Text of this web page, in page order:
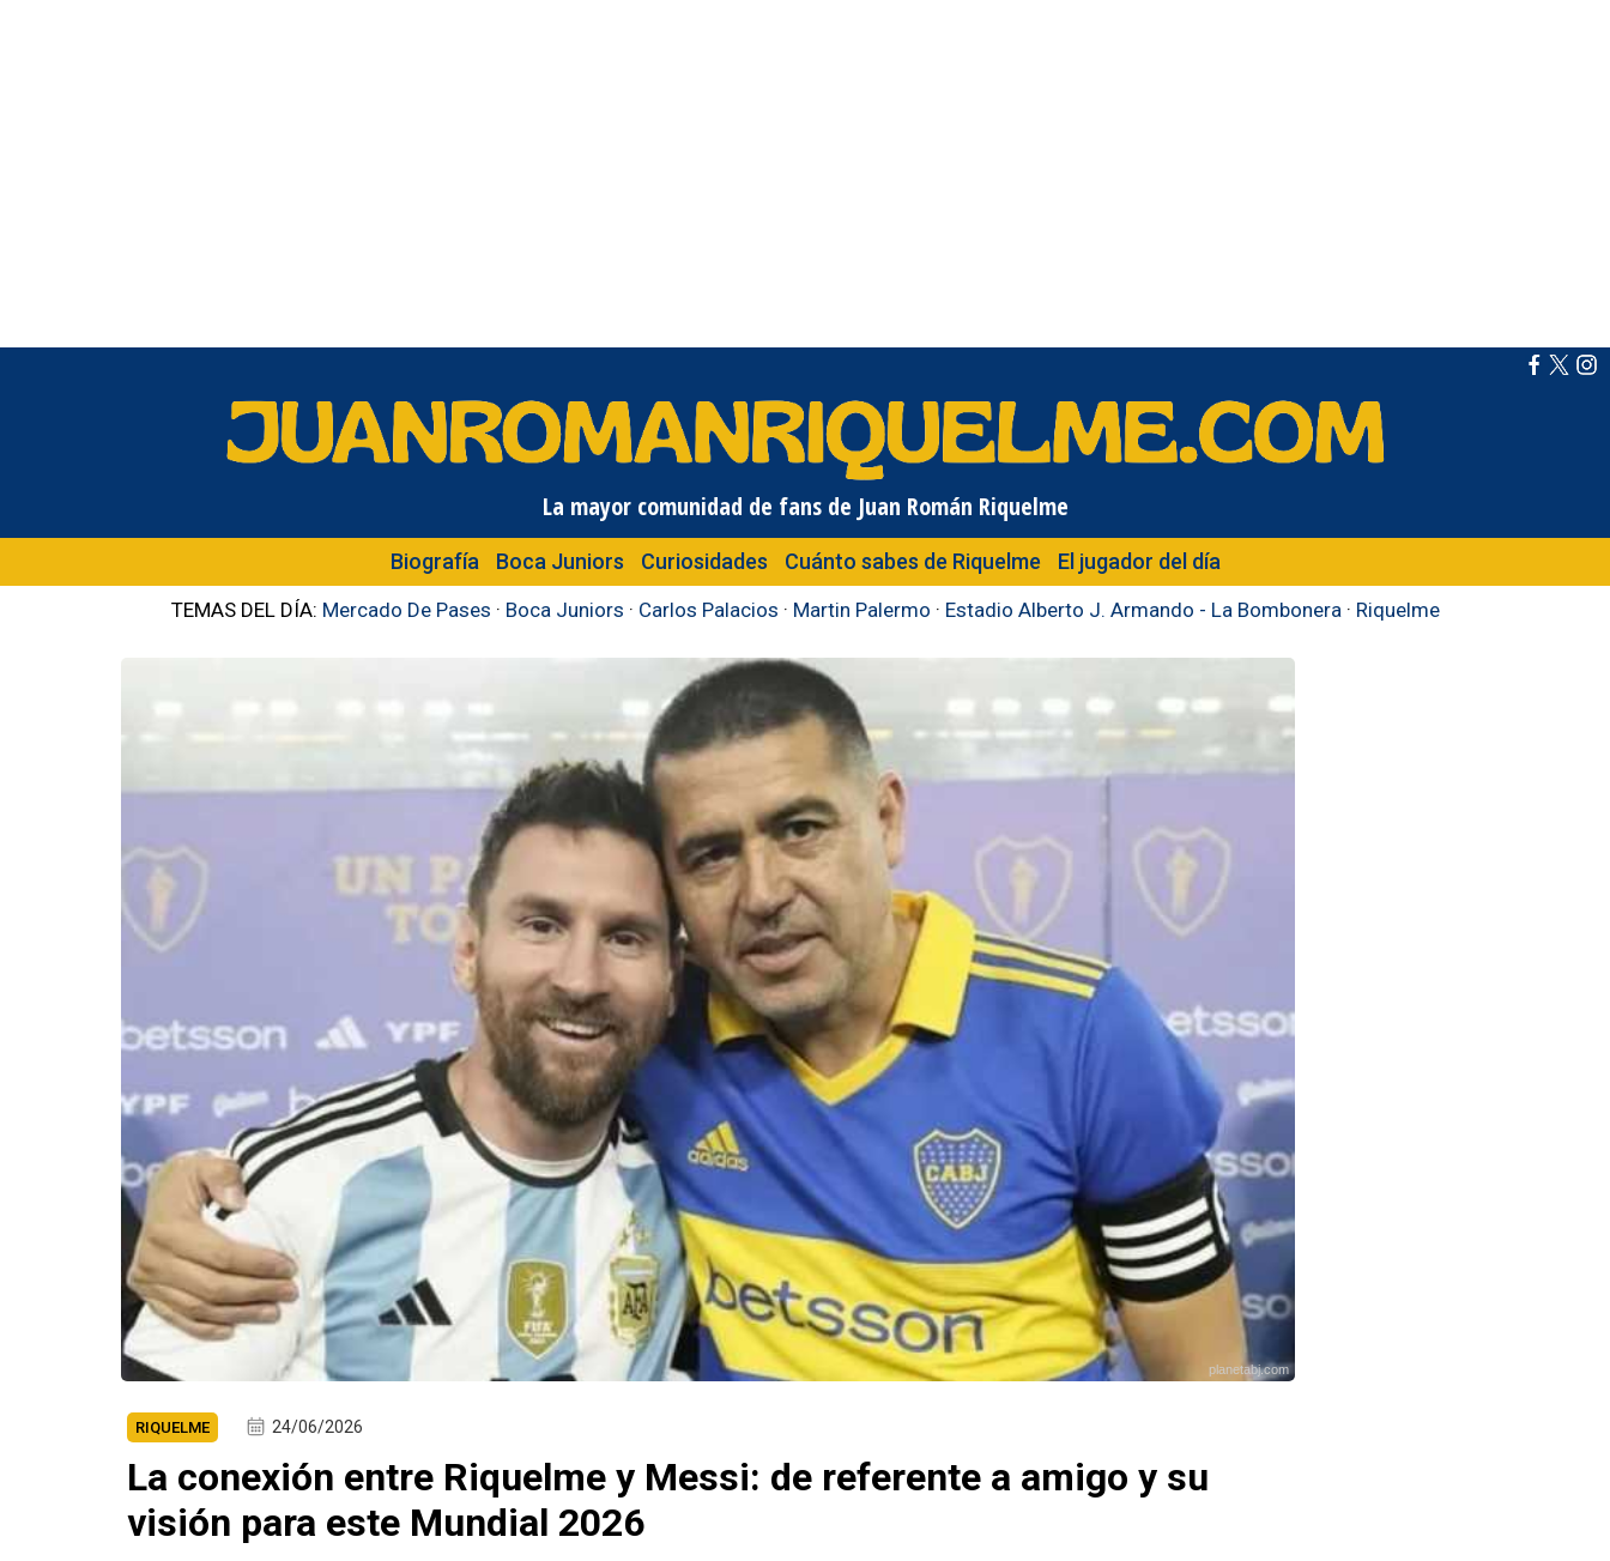
La mayor comunidad de fans de Juan Román Riquelme
Biografía Boca Juniors Curiosidades Cuánto sabes de Riquelme El jugador del día
TEMAS DEL DÍA: Mercado De Pases · Boca Juniors · Carlos Palacios · Martin Palermo · Estadio Alberto J. Armando - La Bombonera · Riquelme
planetabj.com
RIQUELME 24/06/2026
La conexión entre Riquelme y Messi: de referente a amigo y su
visión para este Mundial 2026